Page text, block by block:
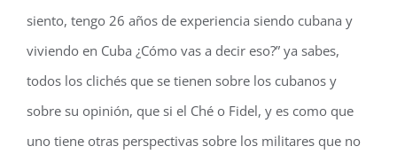
siento, tengo 26 años de experiencia siendo cubana y
viviendo en Cuba ¿Cómo vas a decir eso?” ya sabes,
todos los clichés que se tienen sobre los cubanos y
sobre su opinión, que si el Ché o Fidel, y es como que
uno tiene otras perspectivas sobre los militares que no